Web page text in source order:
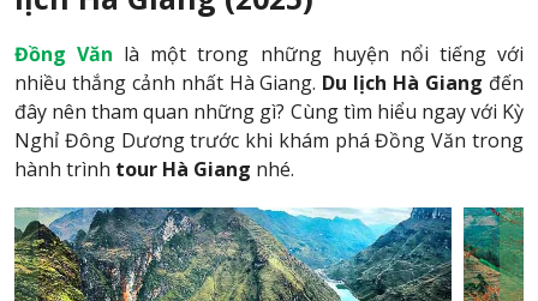
Đồng Văn là một trong những huyện nổi tiếng với
nhiều thắng cảnh nhất Hà Giang. Du lịch Hà Giang đến
đây nên tham quan những gì? Cùng tìm hiểu ngay với Kỳ
Nghỉ Đông Dương trước khi khám phá Đồng Văn trong
hành trình tour Hà Giang nhé.